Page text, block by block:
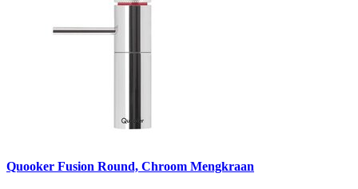
Quooker Fusion Round, Chroom Mengkraan